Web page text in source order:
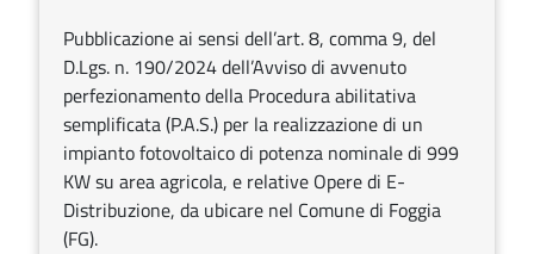
Pubblicazione ai sensi dell’art. 8, comma 9, del
D.Lgs. n. 190/2024 dell’Avviso di avvenuto
perfezionamento della Procedura abilitativa
semplificata (P.A.S.) per la realizzazione di un
impianto fotovoltaico di potenza nominale di 999
KW su area agricola, e relative Opere di E-
Distribuzione, da ubicare nel Comune di Foggia
(FG).